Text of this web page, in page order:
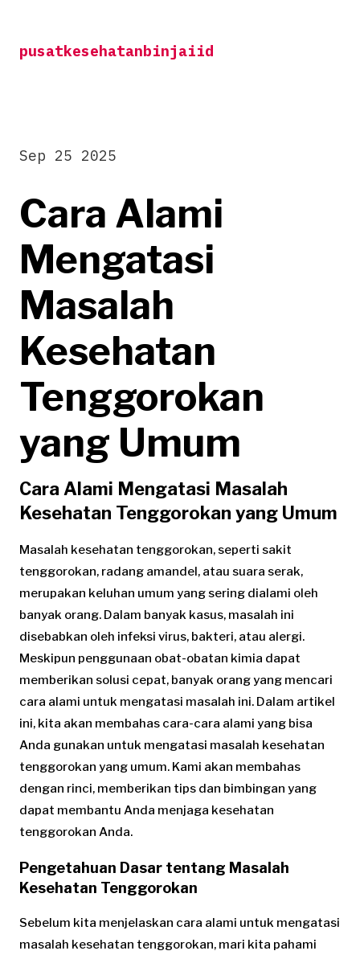
contentpusatkesehatanbinjaiid
Cara Alami
Mengatasi
Masalah
Kesehatan
Tenggorokan
yang Umum
Sep 25 2025
Cara Alami Mengatasi Masalah
Kesehatan Tenggorokan yang Umum
Masalah kesehatan tenggorokan, seperti sakit
tenggorokan, radang amandel, atau suara serak,
merupakan keluhan umum yang sering dialami oleh
banyak orang. Dalam banyak kasus, masalah ini
disebabkan oleh infeksi virus, bakteri, atau alergi.
Meskipun penggunaan obat-obatan kimia dapat
memberikan solusi cepat, banyak orang yang mencari
cara alami untuk mengatasi masalah ini. Dalam artikel
ini, kita akan membahas cara-cara alami yang bisa
Anda gunakan untuk mengatasi masalah kesehatan
tenggorokan yang umum. Kami akan membahas
dengan rinci, memberikan tips dan bimbingan yang
dapat membantu Anda menjaga kesehatan
tenggorokan Anda.
Pengetahuan Dasar tentang Masalah
Kesehatan Tenggorokan
Sebelum kita menjelaskan cara alami untuk mengatasi
masalah kesehatan tenggorokan, mari kita pahami